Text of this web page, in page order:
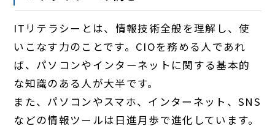
ITリテラシーとは、情報技術全般を理解し、使
いこなす力のことです。CIOを務める人であれ
ば、パソコンやインターネットに関する基本的
な知識のある人が大半です。
また、パソコンやスマホ、インターネット、SNS
などの情報ツールは日進月歩で進化しています。